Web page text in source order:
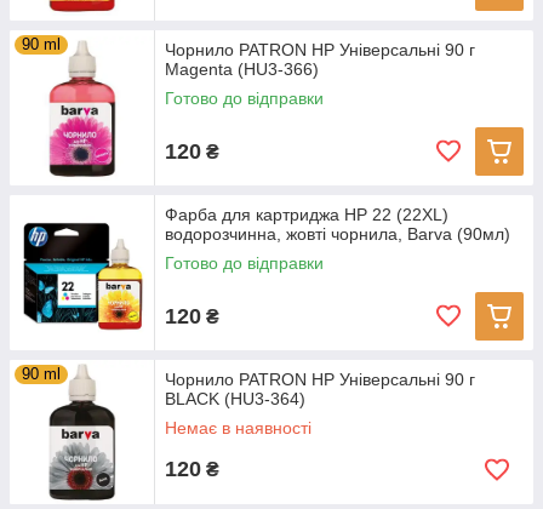
90 ml
Чорнило PATRON HP Універсальні 90 г
Magenta (HU3-366)
Готово до відправки
120 ₴
Фарба для картриджа HP 22 (22XL)
водорозчинна, жовті чорнила, Barva (90мл)
Готово до відправки
120 ₴
90 ml
Чорнило PATRON HP Універсальні 90 г
BLACK (HU3-364)
Немає в наявності
120 ₴